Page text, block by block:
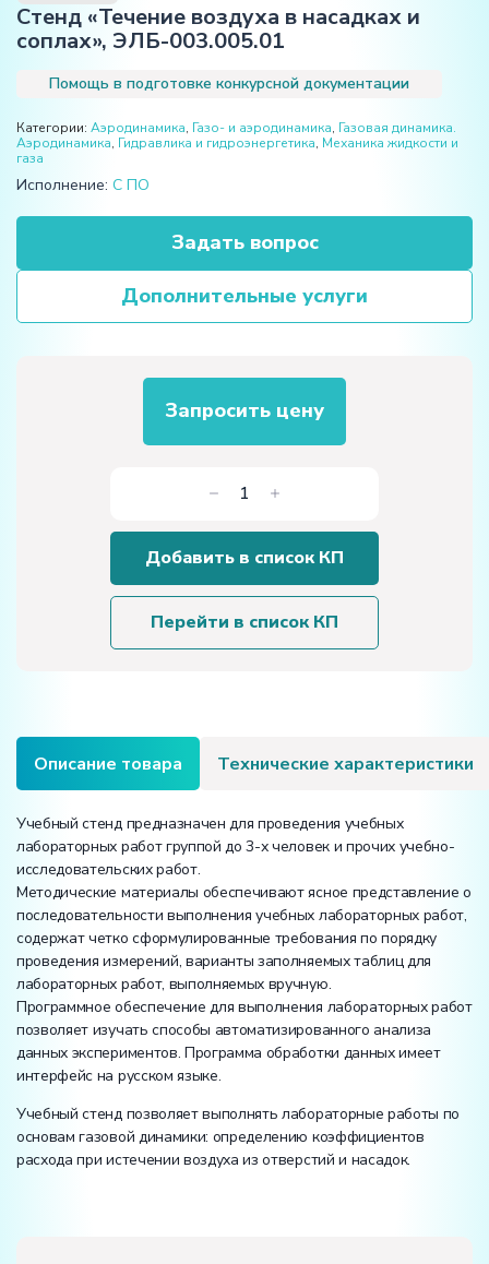
Стенд «Течение воздуха в насадках и
соплах», ЭЛБ-003.005.01
Помощь в подготовке конкурсной документации
Категории: Аэродинамика, Газо- и аэродинамика, Газовая динамика.
Аэродинамика, Гидравлика и гидроэнергетика, Механика жидкости и
газа
Исполнение: С ПО
Задать вопрос
Дополнительные услуги
Запросить цену
Количество
товара
Стенд
«Течение
воздуха
в
Добавить в список КП
Перейти в список КП
Описание товара Технические характеристики
Учебный стенд предназначен для проведения учебных
лабораторных работ группой до 3-х человек и прочих учебно-
исследовательских работ.
Методические материалы обеспечивают ясное представление о
последовательности выполнения учебных лабораторных работ,
содержат четко сформулированные требования по порядку
проведения измерений, варианты заполняемых таблиц для
лабораторных работ, выполняемых вручную.
Программное обеспечение для выполнения лабораторных работ
позволяет изучать способы автоматизированного анализа
данных экспериментов. Программа обработки данных имеет
интерфейс на русском языке.
Учебный стенд позволяет выполнять лабораторные работы по
основам газовой динамики: определению коэффициентов
расхода при истечении воздуха из отверстий и насадок.